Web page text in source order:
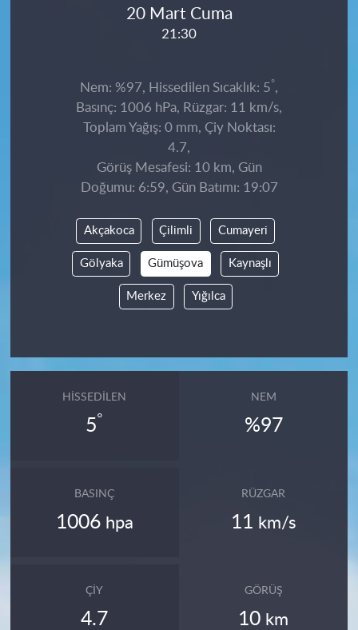
20 Mart Cuma
21:30
Nem: %97, Hissedilen Sıcaklık: 5°,
Basınç: 1006 hPa, Rüzgar: 11 km/s,
Toplam Yağış: 0 mm, Çiy Noktası:
4.7,
Görüş Mesafesi: 10 km, Gün
Doğumu: 6:59, Gün Batımı: 19:07
Akçakoca Çilimli Cumayeri
Gölyaka Gümüşova Kaynaşlı
Merkez Yığılca
HISSEDILEN
5°
NEM
%97
BASINÇ
1006 hpa
RÜZGAR
11 km/s
ÇIY
4.7
GÖRÜŞ
10 km